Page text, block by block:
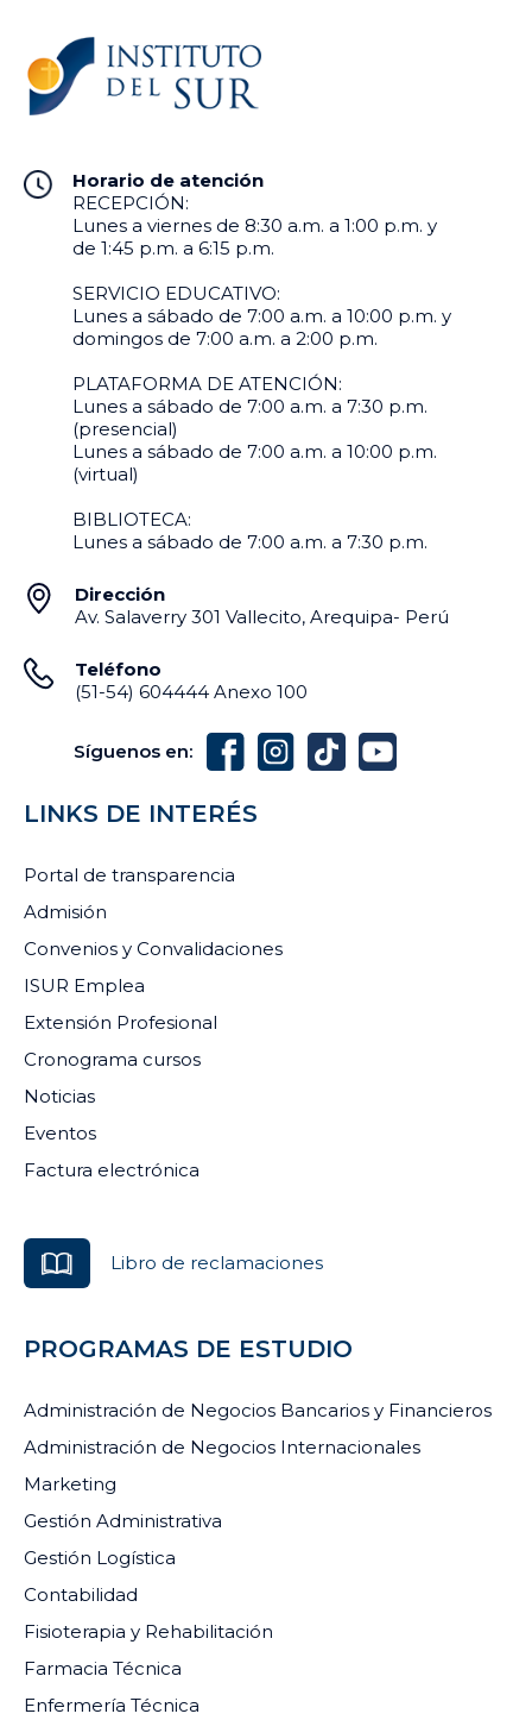
Horario de atención
RECEPCIÓN:
Lunes a viernes de 8:30 a.m. a 1:00 p.m. y
de 1:45 p.m. a 6:15 p.m.
SERVICIO EDUCATIVO:
Lunes a sábado de 7:00 a.m. a 10:00 p.m. y
domingos de 7:00 a.m. a 2:00 p.m.
PLATAFORMA DE ATENCIÓN:
Lunes a sábado de 7:00 a.m. a 7:30 p.m.
(presencial)
Lunes a sábado de 7:00 a.m. a 10:00 p.m.
(virtual)
BIBLIOTECA:
Lunes a sábado de 7:00 a.m. a 7:30 p.m.
Dirección
Av. Salaverry 301 Vallecito, Arequipa- Perú
Teléfono
(51-54) 604444 Anexo 100
Síguenos en:
LINKS DE INTERÉS
Portal de transparencia
Admisión
Convenios y Convalidaciones
ISUR Emplea
Extensión Profesional
Cronograma cursos
Noticias
Eventos
Factura electrónica
Libro de reclamaciones
PROGRAMAS DE ESTUDIO
Administración de Negocios Bancarios y Financieros
Administración de Negocios Internacionales
Marketing
Gestión Administrativa
Gestión Logística
Contabilidad
Fisioterapia y Rehabilitación
Farmacia Técnica
Enfermería Técnica